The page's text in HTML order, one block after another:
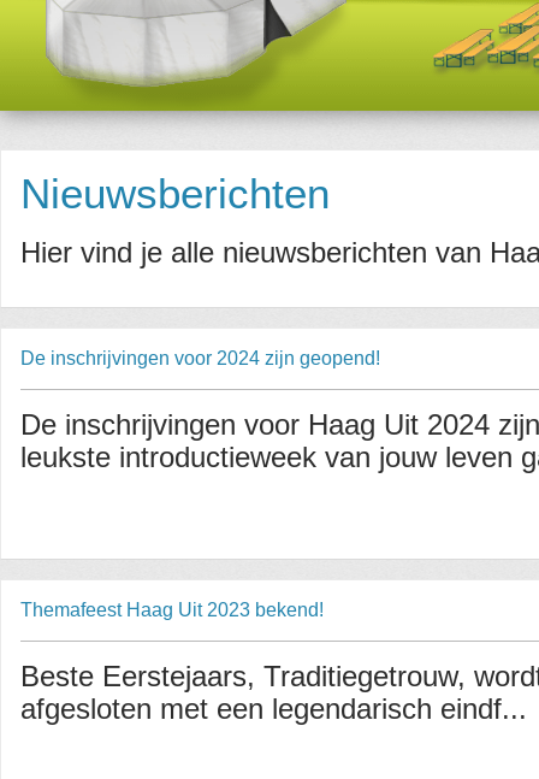
Nieuwsberichten
Hier vind je alle nieuwsberichten van
De inschrijvingen voor 2024 zijn geopend!
De inschrijvingen voor Haag Uit 2024
leukste introductieweek van jouw leven
Themafeest Haag Uit 2023 bekend!
Beste Eerstejaars, Traditiegetrouw,
afgesloten met een legendarisch eindf...